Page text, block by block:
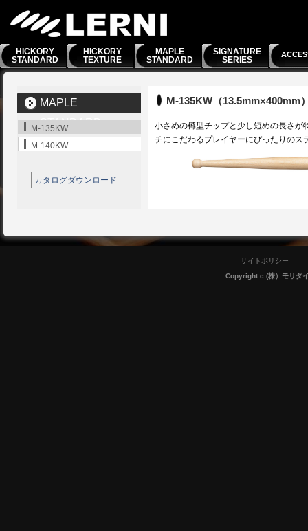
HICKORY
STANDARD
HICKORY
TEXTURE
MAPLE
STANDARD
SIGNATURE
SERIES
M-135KW（13.5mm×400mm
小さめの樽型チップと少し短めの長さ
チにこだわるプレイヤーにぴったりのス
MAPLE
STANDARD
SERIES
M-135KW
M-140KW
カタログダウンロード
サイトポリシー
Copyright c (株）モリダ